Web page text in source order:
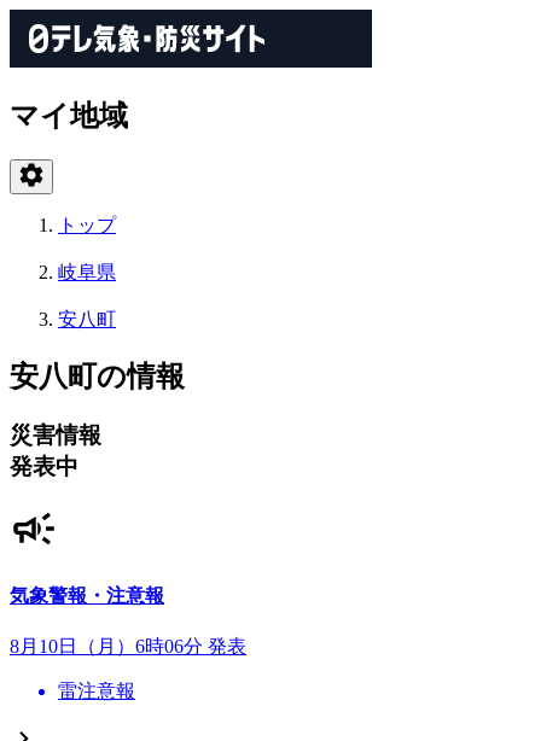
マイ地域
トップ
岐阜県
安八町
安八町の情報
災害情報
発表中
気象警報・注意報
8月10日（月）6時06分 発表
雷注意報